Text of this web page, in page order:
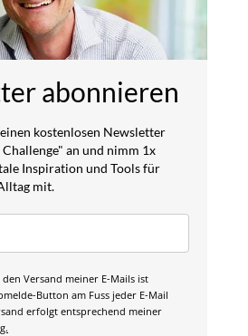
abonnieren
kostenlosen Newsletter
an und nimm 1x
Inspiration und Tools für
mit.
Versand meiner E-Mails ist
Button am Fuss jeder E-Mail
erfolgt entsprechend meiner